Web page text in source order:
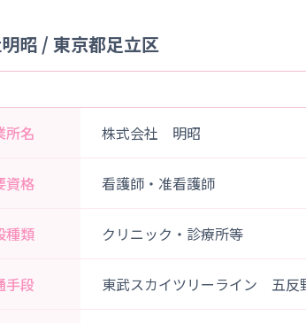
昭 / 東京都足立区
所名 株式会社 明昭
資格 看護師・准看護師
種類 クリニック・診療所等
手段 東武スカイツリーライン 五